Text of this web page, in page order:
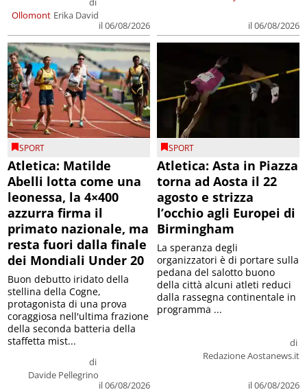
Ollomont Erika David
il 06/08/2026
il 06/08/2026
SPORT
Atletica: Matilde
Abelli lotta come una
leonessa, la 4×400
azzurra firma il
primato nazionale, ma
resta fuori dalla finale
dei Mondiali Under 20
di
Davide Pellegrino
il 06/08/2026
Buon debutto iridato della
stellina della Cogne,
protagonista di una prova
coraggiosa nell'ultima frazione
della seconda batteria della
staffetta mist...
SPORT
Atletica: Asta in Piazza
torna ad Aosta il 22
agosto e strizza
l’occhio agli Europei di
Birmingham
di
Redazione Aostanews.it
il 06/08/2026
La speranza degli
organizzatori è di portare sulla
pedana del salotto buono
della città alcuni atleti reduci
dalla rassegna continentale in
programma ...